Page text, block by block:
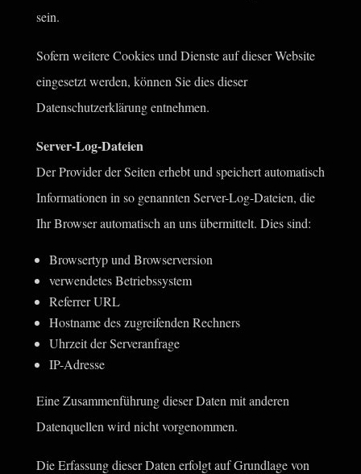
sein.
Sofern weitere Cookies und Dienste auf dieser Website
eingesetzt werden, können Sie dies dieser
Datenschutzerklärung entnehmen.
Server-Log-Dateien
Der Provider der Seiten erhebt und speichert automatisch
Informationen in so genannten Server-Log-Dateien, die
Ihr Browser automatisch an uns übermittelt. Dies sind:
Browsertyp und Browserversion
verwendetes Betriebssystem
Referrer URL
Hostname des zugreifenden Rechners
Uhrzeit der Serveranfrage
IP-Adresse
Eine Zusammenführung dieser Daten mit anderen
Datenquellen wird nicht vorgenommen.
Die Erfassung dieser Daten erfolgt auf Grundlage von